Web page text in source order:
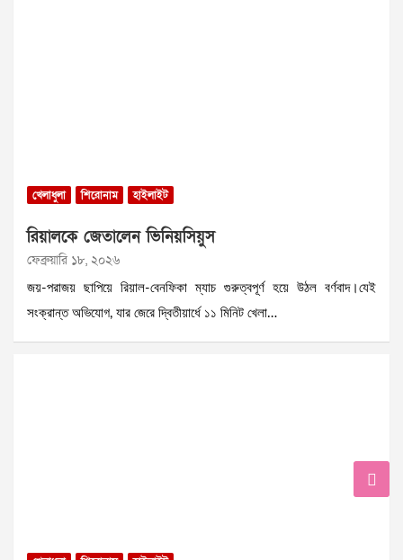
খেলাধুলা শিরোনাম হাইলাইট
রিয়ালকে জেতালেন ভিনিয়সিয়ুস
ফেব্রুয়ারি ১৮, ২০২৬
জয়-পরাজয় ছাপিয়ে রিয়াল-বেনফিকা ম্যাচ গুরুত্বপূর্ণ হয়ে উঠল বর্ণবাদ।যেই
সংক্রান্ত অভিযোগ, যার জেরে দ্বিতীয়ার্ধে ১১ মিনিট খেলা…